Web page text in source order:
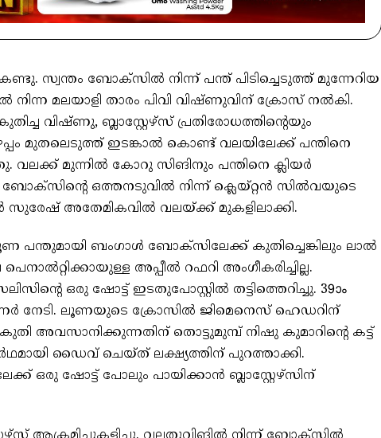
കണ്ടു. സ്വന്തം ബോക്സില്‍ നിന്ന് പന്ത് പിടിച്ചെടുത്ത് മുന്നേറിയ
നിന്ന മലയാളി താരം പിവി വിഷ്ണുവിന് ക്രോസ് നല്‍കി.
വിഷ്ണു, ബ്ലാസ്റ്റേഴ്സ് പ്രതിരോധത്തിന്റെയും
മുതലെടുത്ത് ഇടങ്കാല്‍ കൊണ്ട് വലയിലേക്ക് പന്തിനെ
വലക്ക് മുന്നില്‍ കോറു സിങിനും പന്തിനെ ക്ലിയര്‍
ബോക്സിന്റെ ഒത്തനടുവില്‍ നിന്ന് ക്ലെയ്റ്റന്‍ സില്‍വയുടെ
സുരേഷ് അതേമികവില്‍ വലയ്ക്ക് മുകളിലാക്കി.
ലൂണ പന്തുമായി ബംഗാള്‍ ബോക്സിലേക്ക് കുതിച്ചെങ്കിലും ലാല്‍
അപ്പീല്‍ റഫറി അംഗീകരിച്ചില്ല.
ഒരു ഷോട്ട് ഇടതുപോസ്റ്റില്‍ തട്ടിത്തെറിച്ചു. 39ാം
നേടി. ലൂണയുടെ ക്രോസില്‍ ജിമെനെസ് ഹെഡറിന്
അവസാനിക്കുന്നതിന് തൊട്ടുമുമ്പ് നിഷു കുമാറിന്റെ കട്ട്
ഡൈവ് ചെയ്ത് ലക്ഷ്യത്തിന് പുറത്താക്കി.
ഒരു ഷോട്ട് പോലും പായിക്കാന്‍ ബ്ലാസ്റ്റേഴ്സിന്